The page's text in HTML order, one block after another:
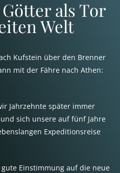
als Tor
Welt
Kufstein über den Brenner
mit der Fähre nach Athen:
Jahrzehnte später immer
sich unsere auf fünf Jahre
Expeditionsreise
Einstimmung auf die neue